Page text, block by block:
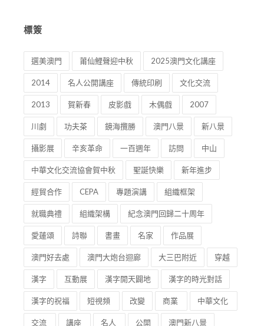
標簽
選美澳門 莆仙鯉聲迎中秋 2025澳門文化講座
2014 名人公開講座 傳統印刷 文化交流
2013 賀新春 皮影戲 木偶戲 2007
川劇 功夫茶 鏡海攬勝 澳門八景 新八景
攝影展 辛亥革命 一百週年 訪問 中山
中華文化交流協會賀中秋 聖誕快樂 新年進步
經貿合作 CEPA 專題演講 組織框架
就職典禮 組織架構 紀念澳門回歸二十周年
愛蓮頌 詩聯 書畫 名家 作品展
澳門好去處 澳門大炮台迴廊 大三巴附近 穿越
漢字 互動展 漢字開天闢地 漢字的時光對話
漢字的祝福 短視頻 改變 商業 中華文化
交流 講座 名人 公開 澳門新八景